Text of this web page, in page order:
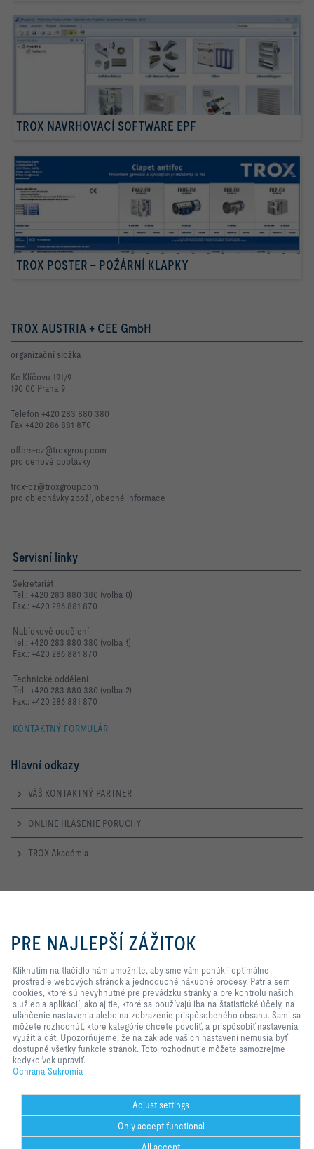
TROX NAVRHOVACÍ SOFTWARE EPF
TROX POSTER – POŽÁRNÍ KLAPKY
TROX AUSTRIA + CEE GmbH
organizační složka
Ke Klíčovu 191/9
190 00 Praha 9
Telefon +420 283 880 380
Fax +420 286 881 870
offers-cz@troxgroup.com
pro cenové poptávky
trox-cz@troxgroup.com
pro objednávky zboží, obecné informace
Servisní linky
Sekretariát
Tel.: +420 283 880 380 (volba 0)
Fax.: +420 286 881 870
Nabídkové oddělení
Tel.: +420 283 880 380 (volba 1)
Fax.: +420 286 881 870
Technické oddělení
Tel.: +420 283 880 380 (volba 2)
Fax.: +420 286 881 870
KONTAKTNÝ FORMULÁR
Hlavní odkazy
VÁŠ KONTAKTNÝ PARTNER
ONLINE HLÁSENIE PORUCHY
TROX Akadémia
7:30 – 16:30
7:30 – 14:00
TROX NA SOCIÁLNYCH SIEŤACH
HOME Kontakty
umožníte, aby sme vám ponúkli
optimálne prostredie webových
procesy. Patria sem cookies, ktoré
sú nevyhnutné pre prevádzku
stránky a pre kontrolu našich
služieb a aplikácií, ako aj tie, ktoré
sa používajú iba na štatistické
účely, na uľahčenie nastavenia
alebo na zobrazenie
prispôsobeného obsahu. Sami sa
Upozorňujeme, že na základe
vašich nastavení nemusia byť
dostupné všetky funkcie stránok.
Toto rozhodnutie môžete
samozrejme kedykoľvek upraviť.
PRE NAJLEPŠÍ ZÁŽITOK
Kliknutím na tlačidlo nám umožníte, aby sme vám ponúkli optimálne
prostredie webových stránok a jednoduché nákupné procesy. Patria sem
cookies, ktoré sú nevyhnutné pre prevádzku stránky a pre kontrolu našich
služieb a aplikácií, ako aj tie, ktoré sa používajú iba na štatistické účely, na
uľahčenie nastavenia alebo na zobrazenie prispôsobeného obsahu. Sami sa
môžete rozhodnúť, ktoré kategórie chcete povoliť, a prispôsobiť nastavenia
využitia dát. Upozorňujeme, že na základe vašich nastavení nemusia byť
dostupné všetky funkcie stránok. Toto rozhodnutie môžete samozrejme
kedykoľvek upraviť.
Ochrana Súkromia
Adjust settings
Only accept functional